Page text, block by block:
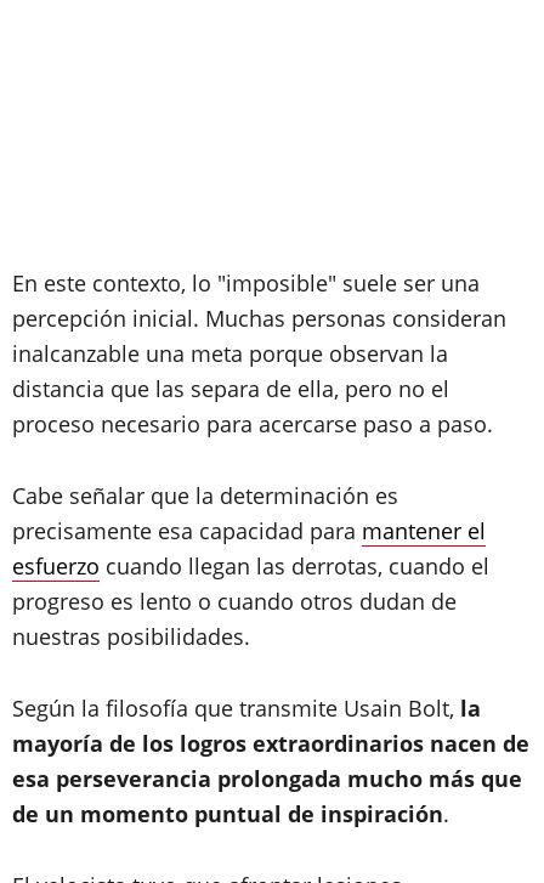
En este contexto, lo "imposible" suele ser una
percepción inicial. Muchas personas consideran
inalcanzable una meta porque observan la
distancia que las separa de ella, pero no el
proceso necesario para acercarse paso a paso.
Cabe señalar que la determinación es
precisamente esa capacidad para mantener el
esfuerzo cuando llegan las derrotas, cuando el
progreso es lento o cuando otros dudan de
nuestras posibilidades.
Según la filosofía que transmite Usain Bolt, la
mayoría de los logros extraordinarios nacen de
esa perseverancia prolongada mucho más que
de un momento puntual de inspiración.